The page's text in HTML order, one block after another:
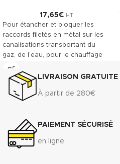
17,65€ HT
Pour étancher et bloquer les
raccords filetés en métal sur les
canalisations transportant du
gaz, de l’eau, pour le chauffage
central et des installations
industrielles. Convient entre
autres à l'acier, au laiton et à
l'inox.
Télécharger la fiche de
données de sécurité(.pdf)
LIVRAISON GRATUITE
À partir de 280€
PAIEMENT SÉCURISÉ
en ligne